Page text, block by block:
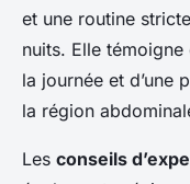
et une routine
nuits. Elle témoigne
la journée et d’une
la région
Les conseils